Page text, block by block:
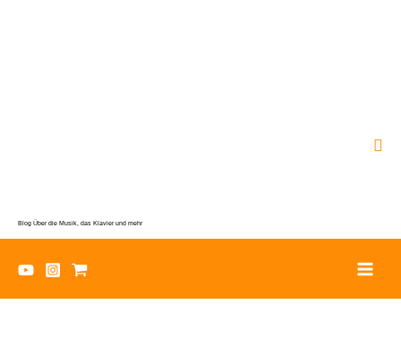
Blog Über die Musik, das Klavier und mehr